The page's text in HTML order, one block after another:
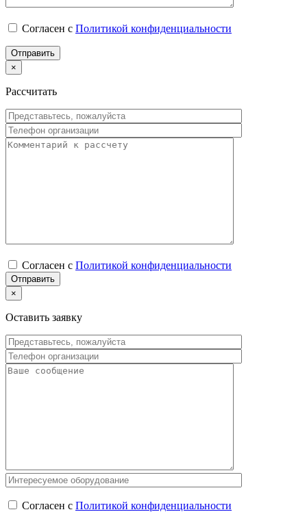
Согласен с Политикой конфиденциальности
×
Рассчитать
Согласен с Политикой конфиденциальности
×
Оставить заявку
Согласен с Политикой конфиденциальности